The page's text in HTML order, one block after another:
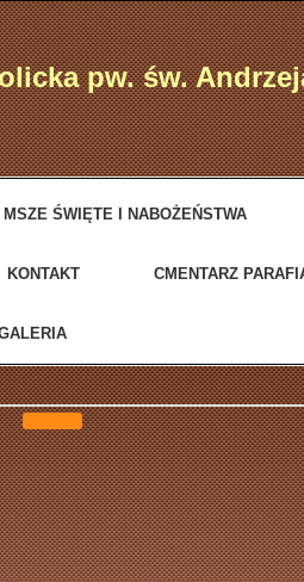
pw. św.
MSZE ŚWIĘTE I NABOŻEŃSTWA
KONTAKT CMENTARZ